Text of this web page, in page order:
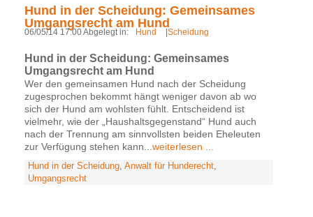
Hund in der Scheidung: Gemeinsames
Umgangsrecht am Hund
06/05/14 17:00 Abgelegt in: Hund Scheidung
Hund in der Scheidung: Gemeinsames
Umgangsrecht am Hund
Wer den gemeinsamen Hund nach der Scheidung
zugesprochen bekommt hängt weniger davon ab wo
sich der Hund am wohlsten fühlt. Entscheidend ist
vielmehr, wie der „Haushaltsgegenstand“ Hund auch
nach der Trennung am sinnvollsten beiden Eheleuten
zur Verfügung stehen kann... weiterlesen ...
Hund in der Scheidung, Anwalt für Hunderecht,
Umgangsrecht